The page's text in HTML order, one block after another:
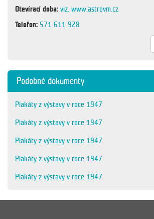
Otevírací doba: viz. www.astrovm.cz
Telefon: 571 611 928
Podobné dokumenty
Plakáty z výstavy v roce 1947
Plakáty z výstavy v roce 1947
Plakáty z výstavy v roce 1947
Plakáty z výstavy v roce 1947
Plakáty z výstavy v roce 1947